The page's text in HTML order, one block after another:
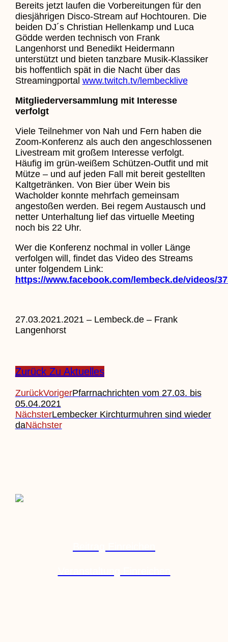
Bereits jetzt laufen die Vorbereitungen für den
diesjährigen Disco-Stream auf Hochtouren. Die
beiden DJ´s Christian Hellenkamp und Luca
Gödde werden technisch von Frank
Langenhorst und Benedikt Heidermann
unterstützt und bieten tanzbare Musik-Klassiker
bis hoffentlich spät in die Nacht über das
Streamingportal www.twitch.tv/lembecklive
Mitgliederversammlung mit Interesse
verfolgt
Viele Teilnehmer von Nah und Fern haben die
Zoom-Konferenz als auch den angeschlossenen
Livestream mit großem Interesse verfolgt.
Häufig im grün-weißem Schützen-Outfit und mit
Mütze – und auf jeden Fall mit bereit gestellten
Kaltgetränken. Von Bier über Wein bis
Wacholder konnte mehrfach gemeinsam
angestoßen werden. Bei regem Austausch und
netter Unterhaltung lief das virtuelle Meeting
noch bis 22 Uhr.
Wer die Konferenz nochmal in voller Länge
verfolgen will, findet das Video des Streams
unter folgendem Link:
https://www.facebook.com/lembeck.de/videos/
27.03.2021.2021 – Lembeck.de – Frank
Langenhorst
Zurück Zu Aktuelles
ZurückVorigerPfarrnachrichten vom 27.03. bis
05.04.2021
NächsterLembecker Kirchturmuhren sind wieder
daNächster